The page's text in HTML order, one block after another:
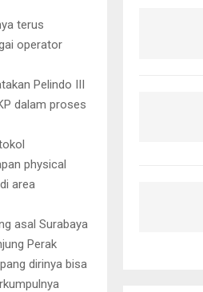
terus
operator
Pelindo III
dalam proses
physical
area
asal Surabaya
Perak
dirinya bisa